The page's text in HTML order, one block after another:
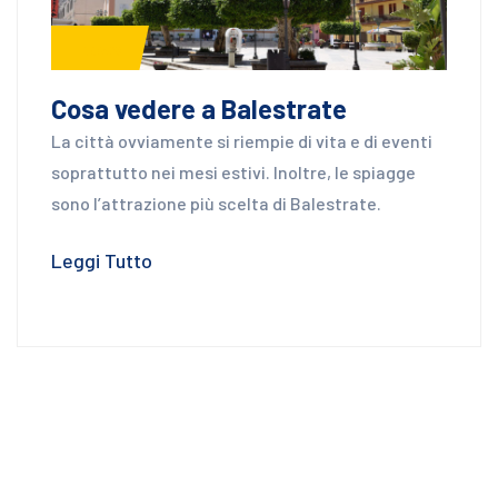
Cosa vedere a Balestrate
La città ovviamente si riempie di vita e di eventi
soprattutto nei mesi estivi. Inoltre, le spiagge
sono l’attrazione più scelta di Balestrate.
Leggi Tutto